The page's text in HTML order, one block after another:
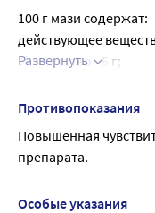
трещин и
лактации; лечение и
детей.
100 г мази содержат:
действующее
% вещество - 5 г;
миндаля масло, воск
стеариловый спирт
очищенная.
Развернуть
Противопоказания
Повышенная
препарата.
Особые указания